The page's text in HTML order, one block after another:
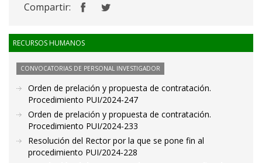
Compartir:
RECURSOS HUMANOS
CONVOCATORIAS DE PERSONAL INVESTIGADOR
Orden de prelación y propuesta de contratación.
Procedimiento PUI/2024-247
Orden de prelación y propuesta de contratación.
Procedimiento PUI/2024-233
Resolución del Rector por la que se pone fin al
procedimiento PUI/2024-228